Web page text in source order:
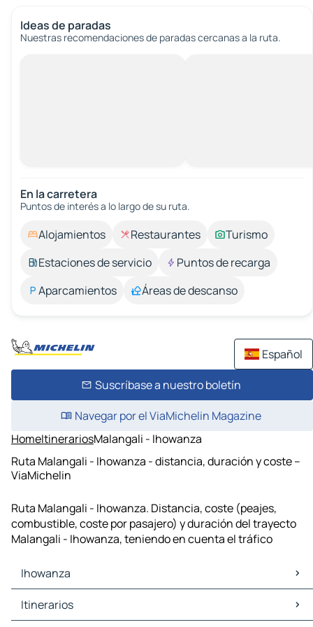
Ideas de paradas
Nuestras recomendaciones de paradas cercanas a la ruta.
En la carretera
Puntos de interés a lo largo de su ruta.
Alojamientos Restaurantes
Turismo
Estaciones de servicio
Puntos de recarga
Aparcamientos
Áreas de descanso
Español
Suscríbase a nuestro boletín
Navegar por el ViaMichelin Magazine
HomeItinerariosMalangali - Ihowanza
Ruta Malangali - Ihowanza - distancia, duración y coste –
ViaMichelin
Ruta Malangali - Ihowanza. Distancia, coste (peajes,
combustible, coste por pasajero) y duración del trayecto
Malangali - Ihowanza, teniendo en cuenta el tráfico
Ihowanza
Ihowanza Mapas Planos
Ihowanza Trafico
Itinerarios